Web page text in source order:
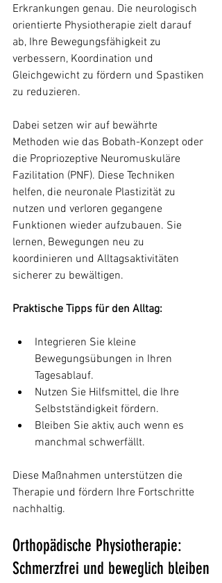
Erkrankungen genau. Die neurologisch
orientierte Physiotherapie zielt darauf
ab, Ihre Bewegungsfähigkeit zu
verbessern, Koordination und
Gleichgewicht zu fördern und Spastiken
zu reduzieren.
Dabei setzen wir auf bewährte
Methoden wie das Bobath-Konzept oder
die Propriozeptive Neuromuskuläre
Fazilitation (PNF). Diese Techniken
helfen, die neuronale Plastizität zu
nutzen und verloren gegangene
Funktionen wieder aufzubauen. Sie
lernen, Bewegungen neu zu
koordinieren und Alltagsaktivitäten
sicherer zu bewältigen.
Praktische Tipps für den Alltag:
Integrieren Sie kleine
Bewegungsübungen in Ihren
Tagesablauf.
Nutzen Sie Hilfsmittel, die Ihre
Selbstständigkeit fördern.
Bleiben Sie aktiv, auch wenn es
manchmal schwerfällt.
Diese Maßnahmen unterstützen die
Therapie und fördern Ihre Fortschritte
nachhaltig.
Orthopädische Physiotherapie:
Schmerzfrei und beweglich bleiben